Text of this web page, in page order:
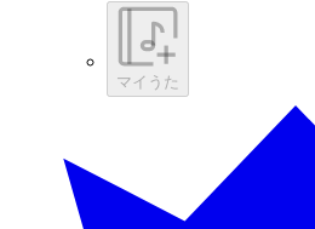
マイうた